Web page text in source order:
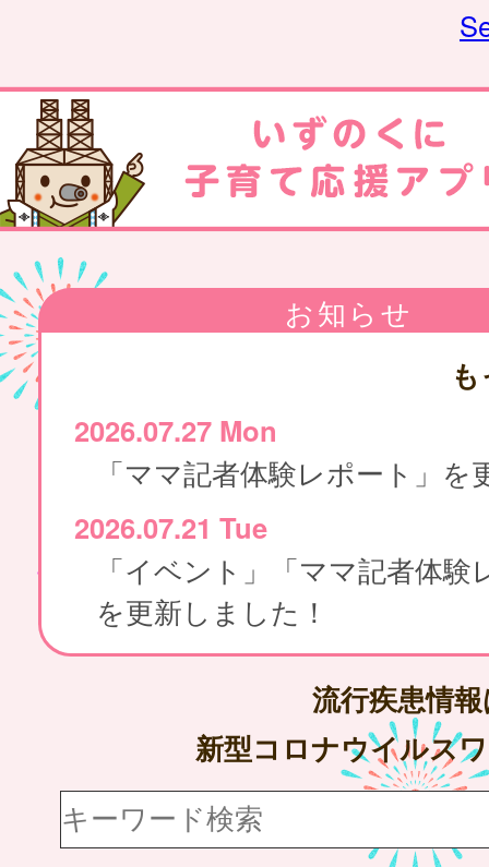
お知らせ
2026.07.27 Mon
2026.07.21 Tue
「イベント」「ママ記者体験
を更新しました！
流行疾患情
新型コロナウイルス